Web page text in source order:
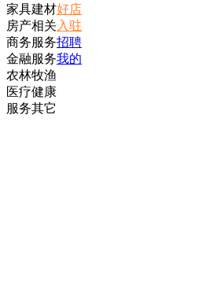
家具建材
房产相关
商务服务
金融服务
农林牧渔
医疗健康
服务其它
好店
入驻
招聘
我的